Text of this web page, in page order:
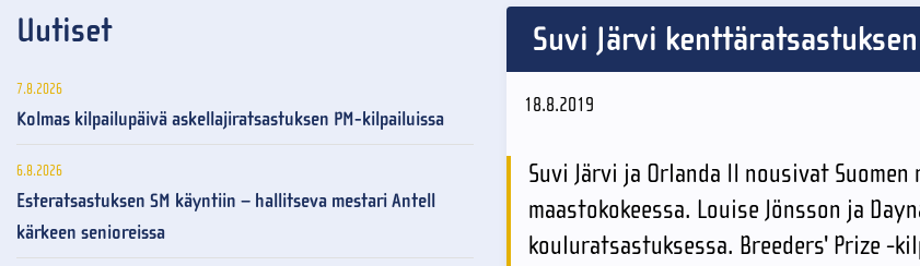
Suvi Järvi
18.8.2019
Suvi Järvi ja Orlanda II nousivat
maastokokeessa. Louise Jönsson ja
kouluratsastuksessa. Breeders' Prize -
Uutiset
7.8.2026
Kolmas kilpailupäivä askellajiratsastuksen PM-kilpailuissa
6.8.2026
Esteratsastuksen SM käyntiin – hallitseva mestari Antell
kärkeen senioreissa